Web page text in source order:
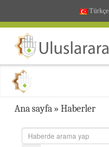
Türkçe
Ana sayfa » Haberler